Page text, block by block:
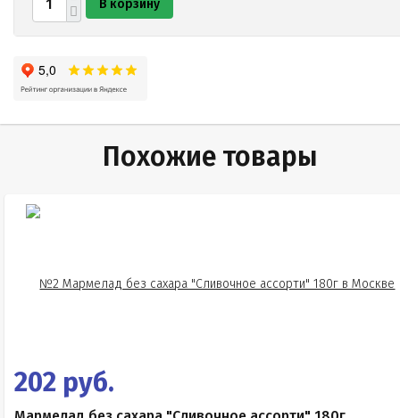
В корзину
Похожие товары
202 руб.